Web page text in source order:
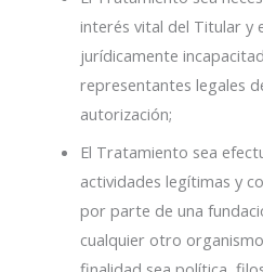
interés vital del Titular y
jurídicamente
representantes legales
autorización;
El Tratamiento sea
actividades legítimas y
por parte de una
cualquier otro